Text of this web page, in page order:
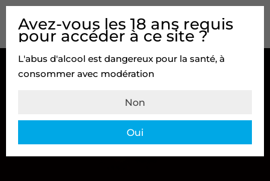
Avez-vous les 18 ans requis
pour accéder à ce site ?
L'abus d'alcool est dangereux pour la santé, à
consommer avec modération
Non
Oui